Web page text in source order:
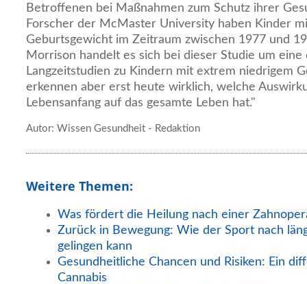
Betroffenen bei Maßnahmen zum Schutz ihrer
Forscher der McMaster University haben Kinder
Geburtsgewicht im Zeitraum zwischen 1977 und
Morrison handelt es sich bei dieser Studie um
Langzeitstudien zu Kindern mit extrem niedrigem
erkennen aber erst heute wirklich, welche
Lebensanfang auf das gesamte Leben hat."
Autor: Wissen Gesundheit - Redaktion
Weitere Themen:
Was fördert die Heilung nach einer
Zurück in Bewegung: Wie der Sport nach
gelingen kann
Gesundheitliche Chancen und Risiken: Ein
Cannabis